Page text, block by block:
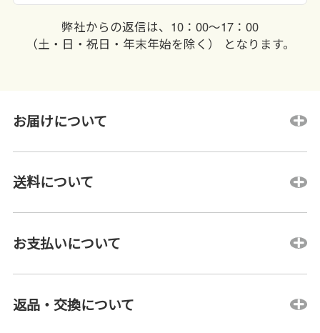
弊社からの返信は、10：00〜17：00
（土・日・祝日・年末年始を除く） となります。
お届けについて
送料について
お支払いについて
返品・交換について